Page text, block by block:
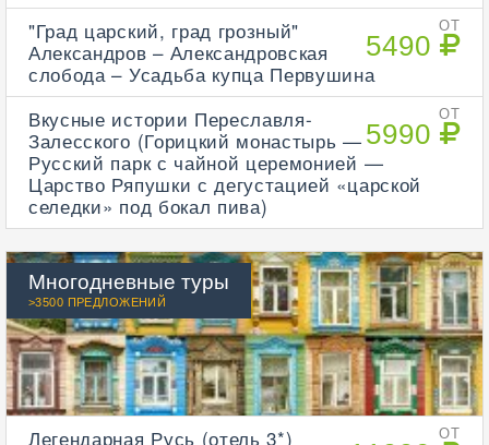
ОТ
5490
"Град царский, град грозный"
Александров – Александровская
слобода – Усадьба купца Первушина
ОТ
5990
Вкусные истории Переславля-
Залесского (Горицкий монастырь —
Русский парк с чайной церемонией —
Царство Ряпушки с дегустацией «царской
селедки» под бокал пива)
Многодневные туры
>3500 ПРЕДЛОЖЕНИЙ
ОТ
Легендарная Русь (отель 3*)